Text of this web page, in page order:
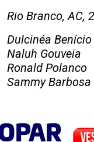
Rio Branco, AC,
Dulcinéa Benício
Naluh Gouveia
Ronald Polanco
Sammy Barbosa